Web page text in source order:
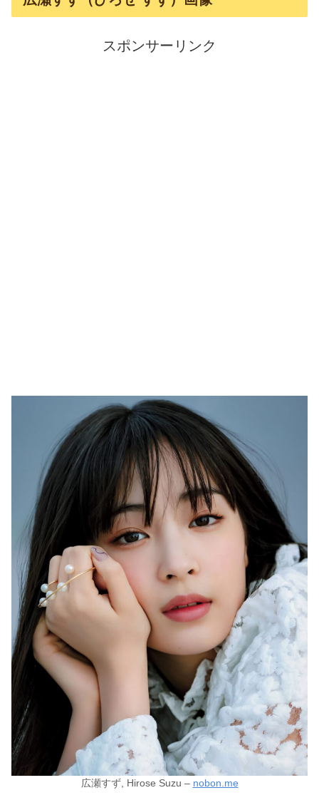
スポンサーリンク
広瀬すず, Hirose Suzu – nobon.me